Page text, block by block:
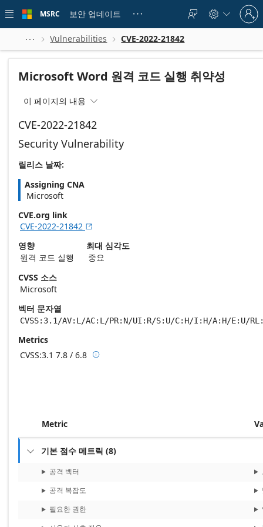
 main
MSRC 보안 업데이트    
Sign
in
to
account
  Vulnerabilities  CVE-2022-21842
Microsoft Word 원격 코드 실행 취약성
이 페이지의 내용 
CVE-2022-21842
Security Vulnerability
릴리스 날짜:
Assigning CNA
Microsoft
CVE.org link
CVE-2022-21842 
영향
원격 코드 실행
최대 심각도
중요
CVSS 소스
Microsoft
벡터 문자열
CVSS:3.1/AV:L/AC:L/PR:N/UI:R/S:U/C:H/I:H/A:H/E:U/
Metrics
CVSS:3.1 7.8 / 6.8 Base score metrics: 7.8 / Temporal score
Metric
 기본 점수 메트릭 (8)
공격 벡터
공격 복잡도
필요한 권한